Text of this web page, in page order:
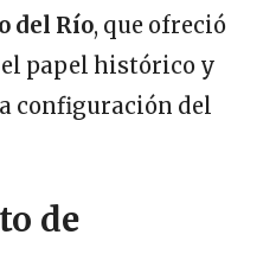
del Río, que ofreció
papel histórico y
configuración del
de